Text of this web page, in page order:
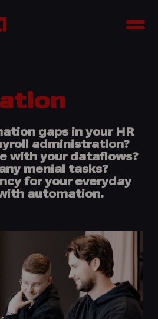
gaps in your HR
administration?
with your dataflows?
menial tasks?
for your everyday
automation.